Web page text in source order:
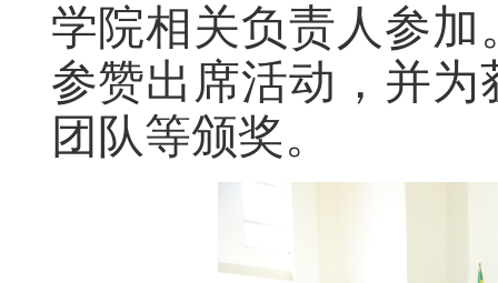
学院相关负责人参
参赞出席活动，并
团队等颁奖。